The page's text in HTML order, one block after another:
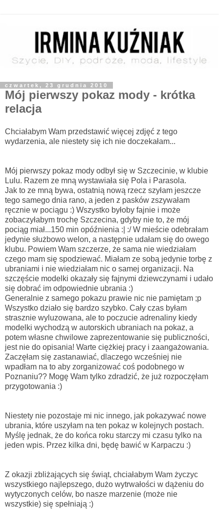
czwartek, 23 grudnia 2010
Mój pierwszy pokaz mody - krótka
relacja
Chciałabym Wam przedstawić więcej zdjęć z tego
wydarzenia, ale niestety się ich nie doczekałam...
Mój pierwszy pokaz mody odbył się w Szczecinie, w klubie
Lulu. Razem ze mną wystawiała się Pola i Parasola.
Jak to ze mną bywa, ostatnią nową rzecz szyłam jeszcze
tego samego dnia rano, a jeden z pasków zszywałam
ręcznie w pociągu :) Wszystko byłoby fajnie i może
zobaczyłabym trochę Szczecina, gdyby nie to, że mój
pociąg miał...150 min opóźnienia :| :/ W mieście odebrałam
jedynie służbowo welon, a następnie udałam się do owego
klubu. Powiem Wam szczerze, że sama nie wiedziałam
czego mam się spodziewać. Miałam ze sobą jedynie torbę z
ubraniami i nie wiedziałam nic o samej organizacji. Na
szczęście modelki okazały się fajnymi dziewczynami i udało
się dobrać im odpowiednie ubrania :)
Generalnie z samego pokazu prawie nic nie pamiętam ;p
Wszystko działo się bardzo szybko. Cały czas byłam
strasznie wyluzowana, ale to poczucie adrenaliny kiedy
modelki wychodzą w autorskich ubraniach na pokaz, a
potem własne chwilowe zaprezentowanie się publiczności,
jest nie do opisania! Warte ciężkiej pracy i zaangażowania.
Zaczęłam się zastanawiać, dlaczego wcześniej nie
wpadłam na to aby zorganizować coś podobnego w
Poznaniu?? Mogę Wam tylko zdradzić, że już rozpoczęłam
przygotowania :)
Niestety nie pozostaje mi nic innego, jak pokazywać nowe
ubrania, które uszyłam na ten pokaz w kolejnych postach.
Myślę jednak, że do końca roku starczy mi czasu tylko na
jeden wpis. Przez kilka dni, będę bawić w Karpaczu :)
Z okazji zbliżających się świąt, chciałabym Wam życzyc
wszystkiego najlepszego, dużo wytrwałości w dążeniu do
wytyczonych celów, bo nasze marzenie (może nie
wszystkie) się spełniają :)